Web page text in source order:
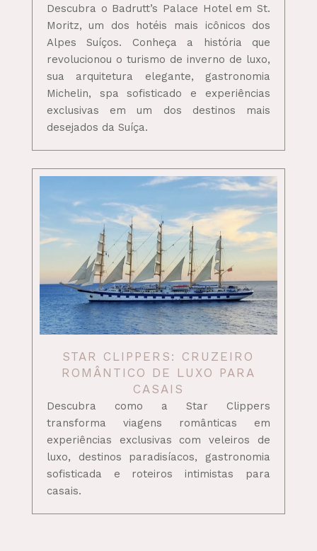
Descubra o Badrutt’s Palace Hotel em St.
Moritz, um dos hotéis mais icônicos dos
Alpes Suíços. Conheça a história que
revolucionou o turismo de inverno de luxo,
sua arquitetura elegante, gastronomia
Michelin, spa sofisticado e experiências
exclusivas em um dos destinos mais
desejados da Suíça.
STAR CLIPPERS: CRUZEIRO
ROMÂNTICO DE LUXO PARA
CASAIS
Descubra como a Star Clippers
transforma viagens românticas em
experiências exclusivas com veleiros de
luxo, destinos paradisíacos, gastronomia
sofisticada e roteiros intimistas para
casais.